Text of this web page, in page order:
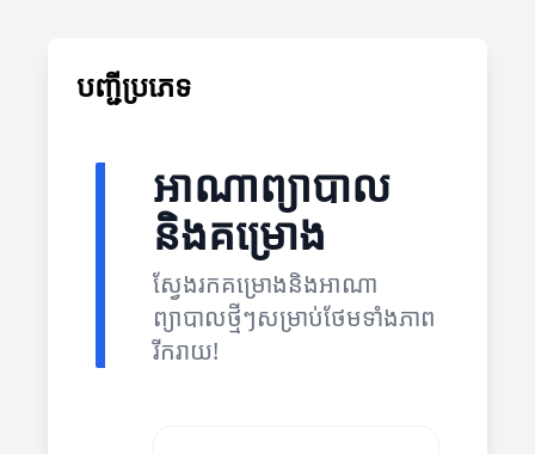
បញ្ជីប្រភេទ
អាណាព្យាបាល
និងគម្រោង
ស្វែងរកគម្រោងនិងអាណា
ព្យាបាលថ្មីៗសម្រាប់ថែមទាំងភាព
រីករាយ!